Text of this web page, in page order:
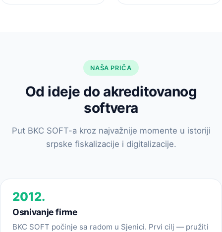
NAŠA PRIČA
Od ideje do akreditovanog
softvera
Put BKC SOFT-a kroz najvažnije momente u istoriji
srpske fiskalizacije i digitalizacije.
2012.
Osnivanje firme
BKC SOFT počinje sa radom u Sjenici. Prvi cilj — pružiti